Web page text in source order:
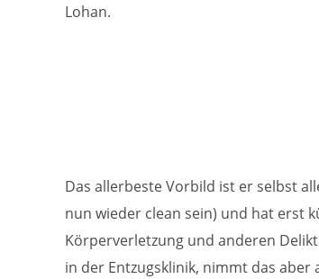
Lohan.
Das allerbeste Vorbild ist er selbst
nun wieder clean sein) und hat erst
Körperverletzung und anderen
in der Entzugsklinik, nimmt das